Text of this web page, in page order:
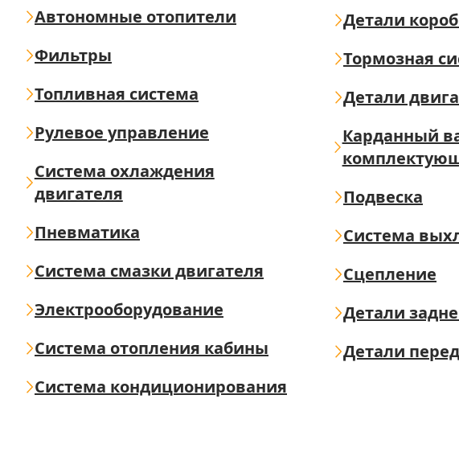
Автономные отопители
Фильтры
Топливная система
Рулевое управление
Система охлаждения
двигателя
Пневматика
Система смазки двигателя
Электрооборудование
Система отопления кабины
Система кондиционирования
Детали
Тормозная
Детали
Карданный
Подвеска
Система
Сцепление
Детали
Детали